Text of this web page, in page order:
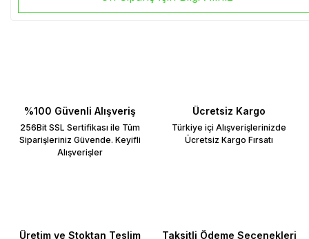
%100 Güvenli Alışveriş
256Bit SSL Sertifikası ile Tüm
Siparişleriniz Güvende. Keyifli
Alışverişler
Ücretsiz Kargo
Türkiye içi Alışverişlerinizde
Ücretsiz Kargo Fırsatı
Üretim ve Stoktan Teslim Taksitli Ödeme Seçenekleri